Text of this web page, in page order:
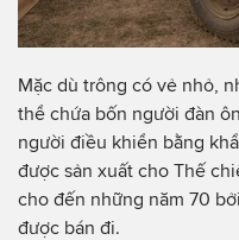
Mặc dù trông có vẻ nhỏ,
thể chứa bốn người đàn
người điều khiển bằng
được sản xuất cho Thế
cho đến những năm 70
được bán đi.